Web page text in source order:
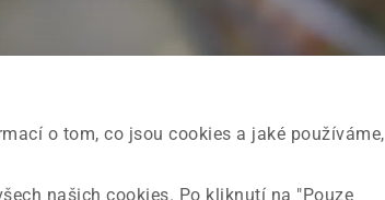
o tom, co jsou cookies a jaké používáme,
našich cookies. Po kliknutí na "Pouze